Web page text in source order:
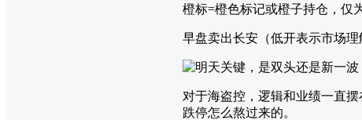
橙标=橙色标记或橙子持仓，仅
早盘卖出长安（低开表示市场
对于海盗控，逻辑和业绩一直
跌停怎么熬过来的。